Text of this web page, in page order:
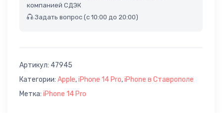
компанией СДЭК
Задать вопрос (с 10:00 до 20:00)
Артикул: 47945
Категории: Apple,iPhone 14 Pro,iPhone в Ставрополе
Метка: iPhone 14 Pro